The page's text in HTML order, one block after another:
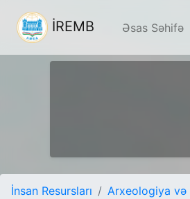
İREMB Əsas Səhifə
İnsan Resursları Arxeologiya